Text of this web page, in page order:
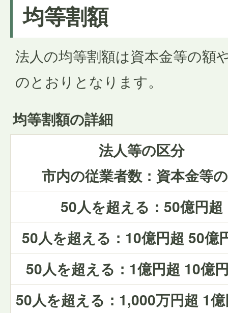
均等割額
法人の均等割額は資本金等の額
のとおりとなります。
均等割額の詳細
法人等の区分
市内の従業者数：資本金等
50人を超える：50億円超
50人を超える：10億円超 50億
50人を超える：1億円超 10億
50人を超える：1,000万円超 1